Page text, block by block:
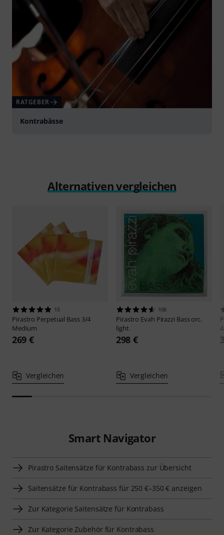
RATGEBER
Kontrabässe
Alternativen vergleichen
15
Pirastro Perpetual Bass 3/4
Medium
269 €
Vergleichen
108
Pirastro Evah Pirazzi Bass orc.
light
298 €
Vergleichen
Smart Navigator
Pirastro Saitensätze für Kontrabass zur Übersicht
Saitensätze für Kontrabass für 250 €–350 € anzeigen
Zur Kategorie Saitensätze für Kontrabass
Zur Kategorie Zubehör für Kontrabass